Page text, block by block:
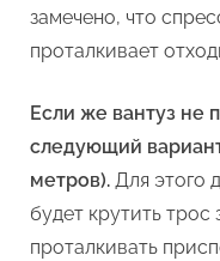
замечено, что
проталкивает
Если же вантуз не
следующий
метров). Для этого
будет крутить трос
проталкивать